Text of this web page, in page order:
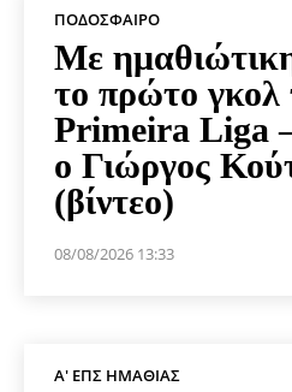
ΠΟΔΌΣΦΑΙΡΟ
Με
το πρώτο γκολ
Primeira Liga
ο Γιώργος
(βίντεο)
08/08/2026 13:33
Α' ΕΠΣ ΗΜΑΘΊΑΣ